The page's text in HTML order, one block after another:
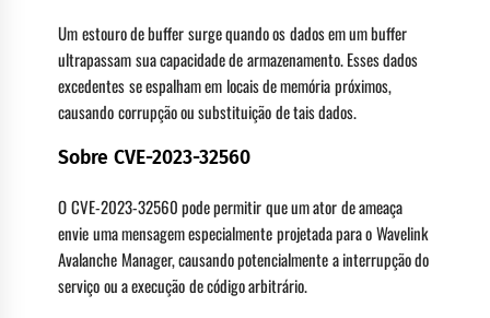
Um estouro de buffer surge quando os dados em um buffer
ultrapassam sua capacidade de armazenamento. Esses dados
excedentes se espalham em locais de memória próximos,
causando corrupção ou substituição de tais dados.
Sobre CVE-2023-32560
O CVE-2023-32560 pode permitir que um ator de ameaça
envie uma mensagem especialmente projetada para o Wavelink
Avalanche Manager, causando potencialmente a interrupção do
serviço ou a execução de código arbitrário.